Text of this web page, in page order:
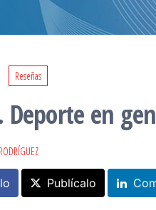
Reseñas
Deporte en
Publícalo